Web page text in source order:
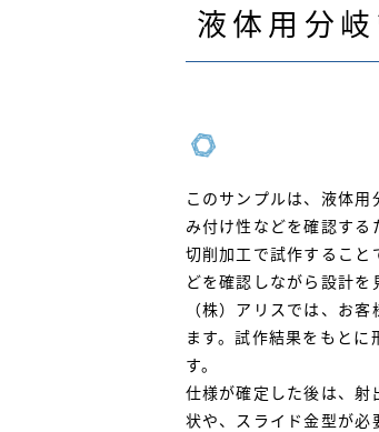
液体用分
このサンプルは、液体
み付け性などを確認する
切削加工で試作するこ
どを確認しながら設計
（株）アリスでは、お
ます。試作結果をもと
す。
仕様が確定した後は、
状や、スライド金型が必